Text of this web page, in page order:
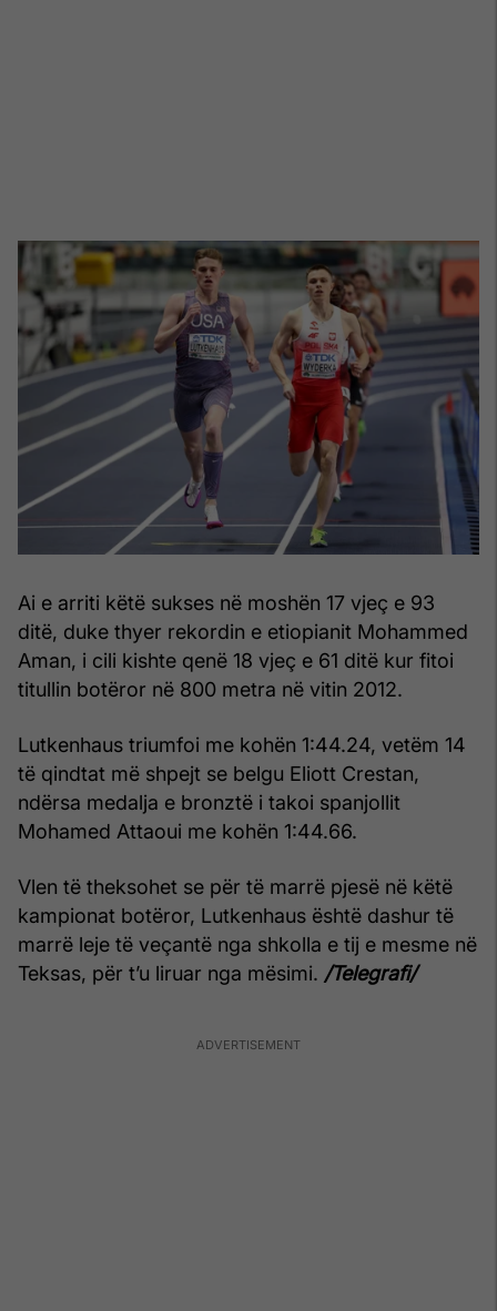
Ai e arriti këtë sukses në moshën 17 vjeç e 93
ditë, duke thyer rekordin e etiopianit Mohammed
Aman, i cili kishte qenë 18 vjeç e 61 ditë kur fitoi
titullin botëror në 800 metra në vitin 2012.
Lutkenhaus triumfoi me kohën 1:44.24, vetëm 14
të qindtat më shpejt se belgu Eliott Crestan,
ndërsa medalja e bronztë i takoi spanjollit
Mohamed Attaoui me kohën 1:44.66.
Vlen të theksohet se për të marrë pjesë në këtë
kampionat botëror, Lutkenhaus është dashur të
marrë leje të veçantë nga shkolla e tij e mesme në
Teksas, për t’u liruar nga mësimi. /Telegrafi/